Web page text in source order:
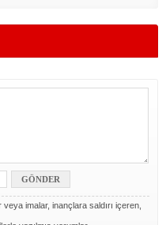
imalar, inançlara saldırı içeren,